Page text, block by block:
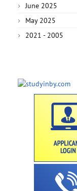
June 2025
May 2025
2021 - 2005